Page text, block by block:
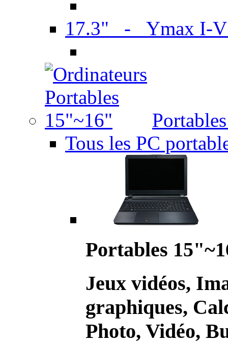
17.3" - Ymax I-
Tous les PC
Portables
Jeux vidéos,
graphiques,
Photo, Vidéo,